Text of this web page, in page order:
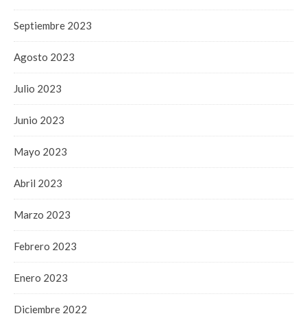
Septiembre 2023
Agosto 2023
Julio 2023
Junio 2023
Mayo 2023
Abril 2023
Marzo 2023
Febrero 2023
Enero 2023
Diciembre 2022